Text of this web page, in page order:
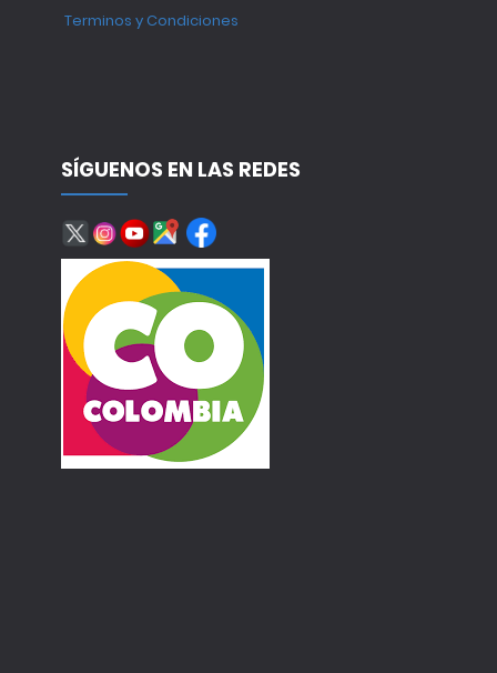
Terminos y Condiciones
SÍGUENOS EN LAS REDES